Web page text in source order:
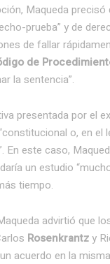
Maqueda precisó
prueba” y de
de fallar
de
la sentencia”.
presentada por el
o, en el
En este caso,
un estudio
tiempo.
advirtió que
Rosenkrantzy
acuerdo en la